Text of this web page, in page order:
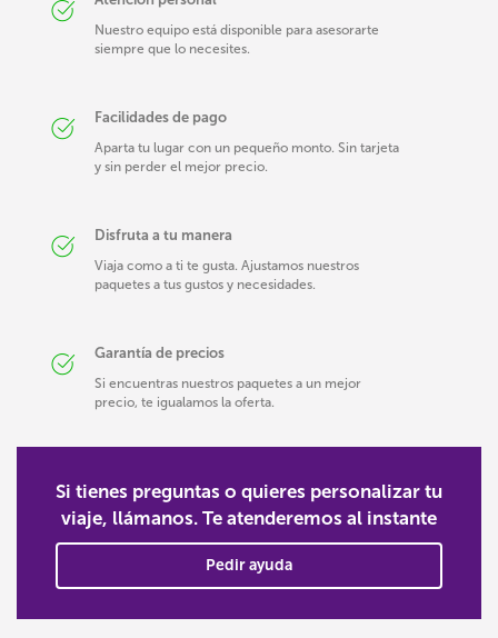
Nuestro equipo está disponible para asesorarte
siempre que lo necesites.
Facilidades de pago
Aparta tu lugar con un pequeño monto. Sin tarjeta
y sin perder el mejor precio.
Disfruta a tu manera
Viaja como a ti te gusta. Ajustamos nuestros
paquetes a tus gustos y necesidades.
Garantía de precios
Si encuentras nuestros paquetes a un mejor
precio, te igualamos la oferta.
Si tienes preguntas o quieres personalizar tu
viaje, llámanos. Te atenderemos al instante
Pedir ayuda